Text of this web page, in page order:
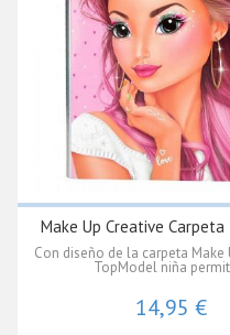
Make Up Creative Carpeta
Con diseño de la carpeta Make
TopModel niña
14,95 €